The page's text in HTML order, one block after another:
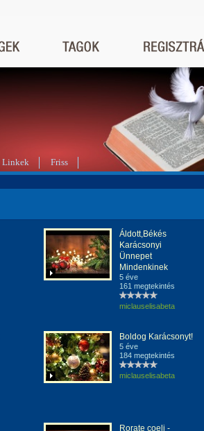
Linkek Friss
Áldott,Békés
Karácsonyi
Ünnepet
Mindenkinek
5 éve
161 megtekintés
miclauselisabeta
Boldog Karácsonyt!
5 éve
184 megtekintés
miclauselisabeta
Rorate coeli -